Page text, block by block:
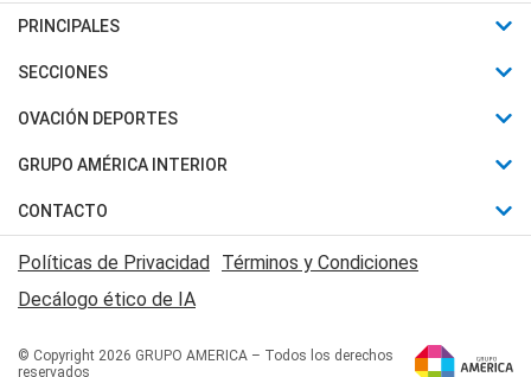
PRINCIPALES
Últimas Noticias
Política
Judiciales
Economia
SECCIONES
Horóscopo
Motores
Trucos caseros
Series y Películas
Edictos y Solicitadas
OVACIÓN DEPORTES
Fútbol
Mundial
Automovilismo
Rugby
Básquet
GRUPO AMÉRICA INTERIOR
Canal 7 en Vivo
San Juan 8
CONTACTO
Acerca de Nosotros
Contactanos
Políticas de Privacidad Términos y Condiciones
Decálogo ético de IA
© Copyright 2026 GRUPO AMERICA – Todos los derechos
reservados